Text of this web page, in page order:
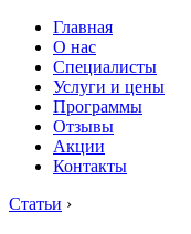
Главная
О нас
Cпециалисты
Услуги и цены
Программы
Отзывы
Акции
Контакты
Статьи ›